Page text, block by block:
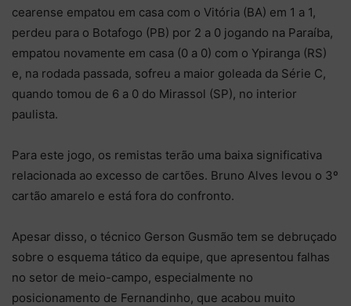
cearense empatou em casa com o Vitória (BA) em 1 a 1,
perdeu para o Botafogo (PB) por 2 a 0 jogando na Paraíba,
empatou novamente em casa (0 a 0) com o Ypiranga (RS)
e, na rodada passada, sofreu a maior goleada da Série C,
quando tomou de 6 a 0 do Mirassol (SP), no interior
paulista.
Para este jogo, os remistas terão uma baixa significativa
relacionada ao excesso de cartões. Bruno Alves levou o 3º
cartão amarelo e está fora do confronto.
Apesar disso, o técnico Gerson Gusmão tem se debruçado
sobre o esquema tático da equipe, que apresentou falhas
no setor de meio-campo, especialmente no
posicionamento de Fernandinho, que acabou muito